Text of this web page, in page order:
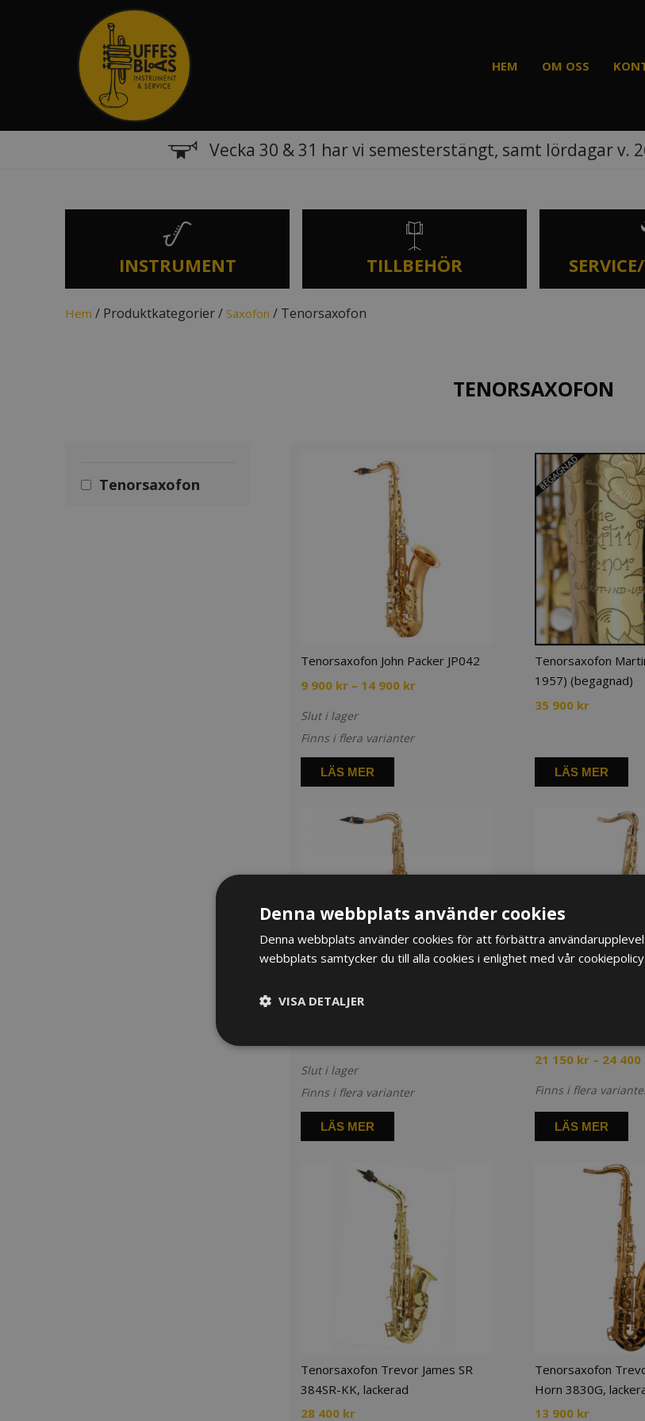
HEM OM OSS
Vecka 30 & 31 har vi semesterstängt, samt lördagar v.
INSTRUMENT TILLBEHÖR
Hem / Produktkategorier / Saxofon / Tenorsaxofon
TENORSAXOFON
Tenorsaxofon
Tenorsaxofon John Packer JP042
9 900 kr – 14 900 krPrisintervall:
Slut i lager
Finns i flera varianter
LÄS MER
Tenorsaxofon
1957) (begagnad)
35 900 kr
LÄS MER
Slut i lager
Finns i flera varianter
LÄS MER
Tenorsaxofon
21 150 kr – 24 400
Finns i flera
LÄS MER
Tenorsaxofon Trevor James SR
384SR-KK, lackerad
28 400 kr
Tenorsaxofon
Horn 3830G,
13 900 kr
Denna webbplats använder cookies
Denna webbplats använder cookies för att förbättra
webbplats samtycker du till alla cookies i enlighet med vår cookiepolicy.
VISA DETALJER